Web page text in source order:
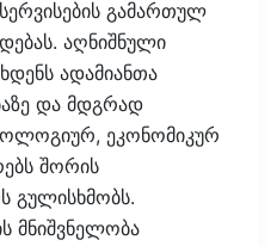
გამართულ
აღნიშნული
ადამიანთა
და მდგრად
ეკონომიკურ
შორის
გულისხმობს.
მნიშვნელობა